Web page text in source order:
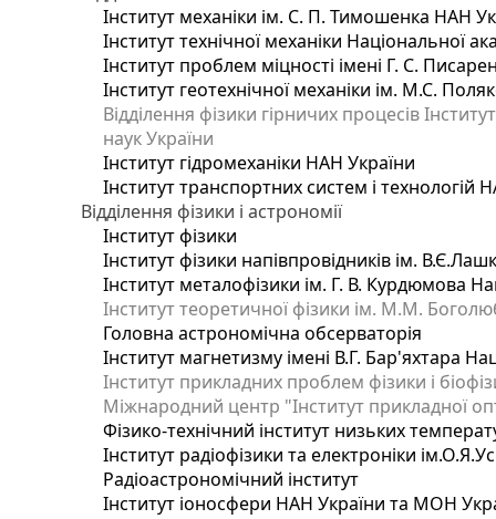
Інститут механіки ім. С. П. Тимошенка НАН
Інститут технічної механіки Національної
Інститут проблем міцності імені Г. С.
Інститут геотехнічної механіки ім. М.С.
Відділення фізики гірничих процесів
наук України
Інститут гідромеханіки НАН України
Інститут транспортних систем і технологій
Відділення фізики і астрономії
Інститут фізики
Інститут фізики напівпровідників ім.
Інститут металофізики ім. Г. В. Курдюмова
Інститут теоретичної фізики ім. М.М.
Головна астрономічна обсерваторія
Інститут магнетизму імені В.Г. Бар'яхтара
Інститут прикладних проблем фізики і
Міжнародний центр "Інститут прикладної
Фізико-технічний інститут низьких
Інститут радіофізики та електроніки
Радіоастрономічний інститут
Інститут іоносфери НАН України та МОН